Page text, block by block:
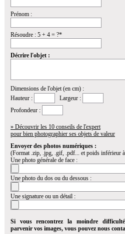
Prénom :
Résoudre : 5 + 4 = ?*
Décrire l'objet :
Dimensions de l'objet (en cm) :
Hauteur :
Largeur :
Profondeur :
» Découvrir les 10 conseils de l'expert
pour bien photographier ses objets de valeur
Envoyer des photos numériques :
(Format .zip, .jpg, .gif, .pdf... et poids inférieur
Une photo générale de face :
Une photo du dos ou du dessous :
Une signature ou un détail :
Si vous rencontrez la moindre
parvenir vos images, vous pouvez nous